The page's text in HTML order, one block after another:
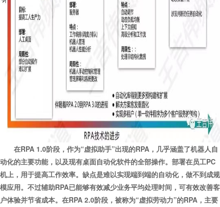
在RPA 1.0阶段，作为“虚拟助手”出现的RPA，几乎涵盖了机器人自
动化的主要功能，以及现有桌面自动化软件的全部操作。部署在员工PC
机上，用于提高工作效率。缺点是难以实现端到端的自动化，做不到成规
模应用。不过辅助RPA已能够有效减少业务平均处理时间，可有效改善客
户体验并节省成本。在RPA 2.0阶段，被称为“虚拟劳动力”的RPA，主要